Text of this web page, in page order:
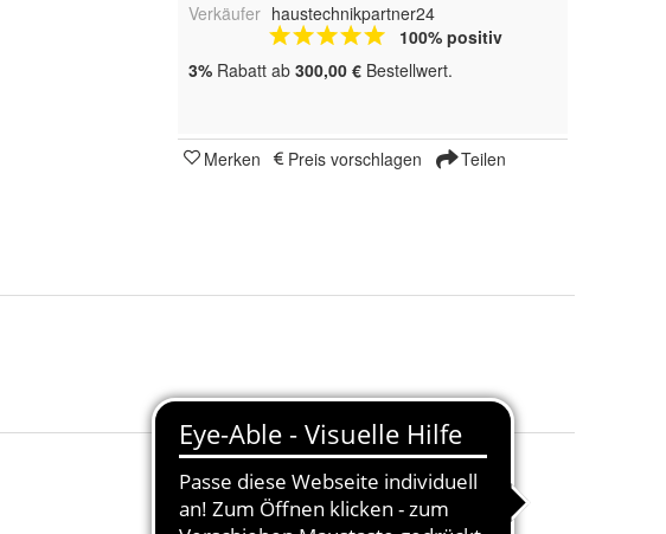
Verkäufer haustechnikpartner24
100% positiv
3% Rabatt ab 300,00 € Bestellwert.
Merken Preis vorschlagen Teilen